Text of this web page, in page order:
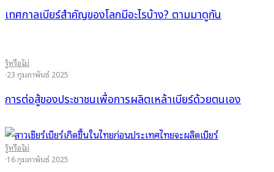
เทศกาลเบียร์สำคัญของโลกมีอะไรบ้าง? ตามมาดูกัน
รู้หรือไม่
·23 กุมภาพันธ์ 2025
การต่อสู้ของประชาชนเพื่อการผลิตเหล้าเบียร์ด้วยตนเอง
รู้หรือไม่
·16 กุมภาพันธ์ 2025